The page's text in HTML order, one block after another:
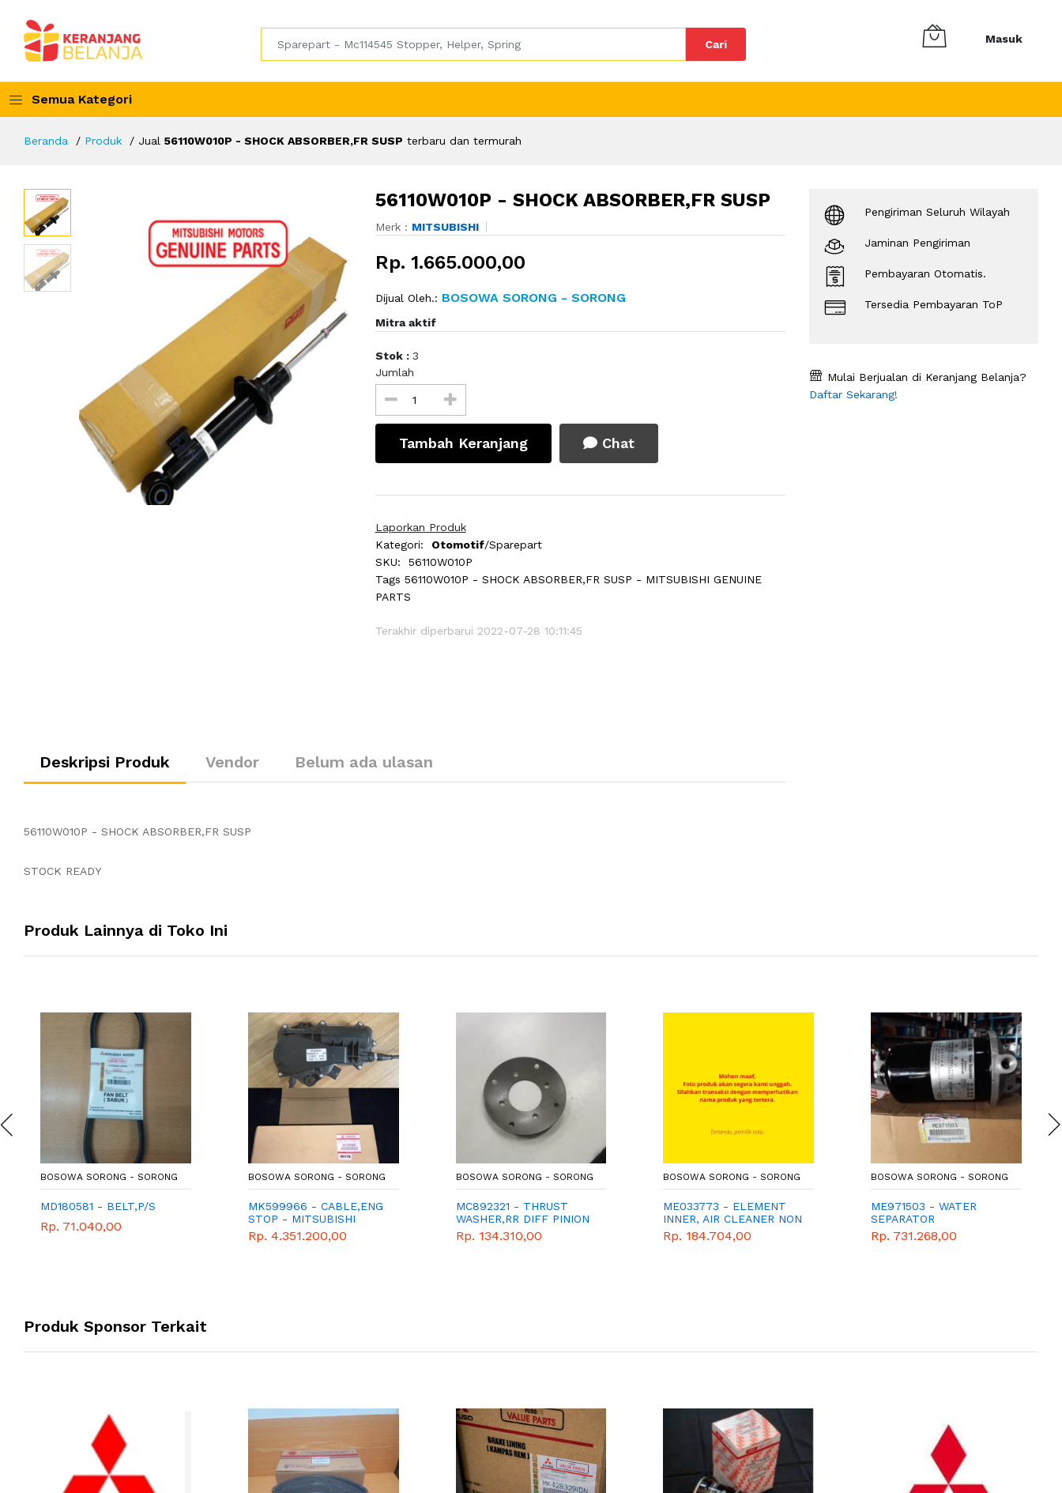
Cari Masuk
Semua Kategori
Beranda Produk Jual 56110W010P - SHOCK ABSORBER,FR SUSP terbaru dan termurah
56110W010P - SHOCK ABSORBER,FR SUSP
Merk : MITSUBISHI
Rp. 1.665.000,00
Dijual Oleh.: BOSOWA SORONG - SORONG
Mitra aktif
Stok : 3
Jumlah
Tambah Keranjang Chat
Laporkan Produk
Kategori:
Otomotif/Sparepart
SKU:
56110W010P
Tags 56110W010P - SHOCK ABSORBER,FR SUSP - MITSUBISHI GENUINE
PARTS
Terakhir diperbarui 2022-07-28 10:11:45
Deskripsi Produk Vendor Belum ada ulasan
56110W010P - SHOCK ABSORBER,FR SUSP
STOCK READY
Pengiriman Seluruh Wilayah
Jaminan Pengiriman
Pembayaran Otomatis.
Tersedia Pembayaran ToP
Mulai Berjualan di Keranjang Belanja?
Daftar Sekarang!
Produk Lainnya di Toko Ini
BOSOWA SORONG - SORONG
MD180581 - BELT,P/S
Rp. 71.040,00
BOSOWA SORONG - SORONG
MK599966 - CABLE,ENG
STOP - MITSUBISHI
GENUINE PARTS
Rp. 4.351.200,00
BOSOWA SORONG - SORONG
MC892321 - THRUST
WASHER,RR DIFF PINION
Rp. 134.310,00
BOSOWA SORONG - SORONG
ME033773 - ELEMENT
INNER, AIR CLEANER NON
- TYPE FM517
Rp. 184.704,00
BOSOWA SORONG - SORONG
ME971503 - WATER
SEPARATOR
ET/EU/EV/EW/E
Rp. 731.268,00
Produk Sponsor Terkait